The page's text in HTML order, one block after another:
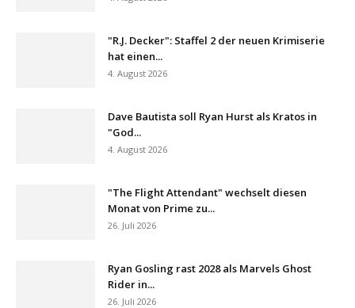
"R.J. Decker": Staffel 2 der neuen Krimiserie
hat einen...
4. August 2026
Dave Bautista soll Ryan Hurst als Kratos in
"God...
4. August 2026
"The Flight Attendant" wechselt diesen
Monat von Prime zu...
26. Juli 2026
Ryan Gosling rast 2028 als Marvels Ghost
Rider in...
26. Juli 2026